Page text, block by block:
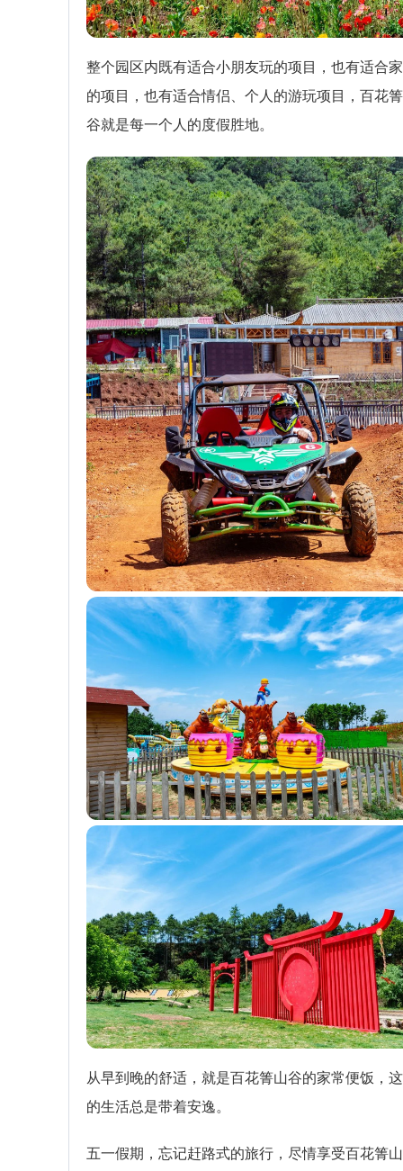
整个园区内既有适合小朋友玩的项目，也有适合
的项目，也有适合情侣、个人的游玩项目，百花
谷就是每一个人的度假胜地。
从早到晚的舒适，就是百花箐山谷的家常便饭，
的生活总是带着安逸。
五一假期，忘记赶路式的旅行，尽情享受百花箐